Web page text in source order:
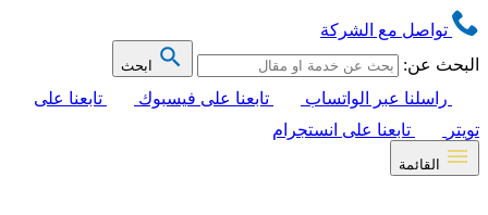
تواصل مع الشركة
البحث عن:
ابحث
راسلنا عبر الواتساب تابعنا على فيسبوك
تابعنا على
تويتر
تابعنا على انستجرام
القائمة